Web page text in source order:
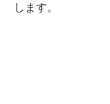
します。